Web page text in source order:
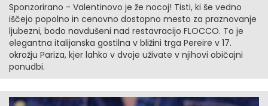
Sponzorirano - Valentinovo je že nocoj! Tisti, ki še vedno
iščejo popolno in cenovno dostopno mesto za praznovanje
ljubezni, bodo navdušeni nad restavracijo FLOCCO. To je
elegantna italijanska gostilna v bližini trga Pereire v 17.
okrožju Pariza, kjer lahko v dvoje uživate v njihovi običajni
ponudbi.